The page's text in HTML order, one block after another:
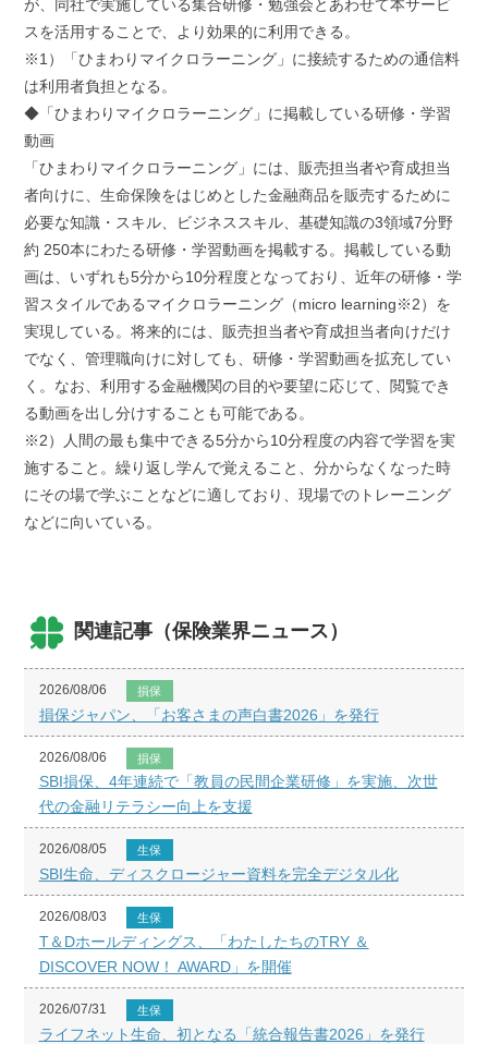
が、同社で実施している集合研修・勉強会とあわせて本サービ
スを活用することで、より効果的に利用できる。
※1）「ひまわりマイクロラーニング」に接続するための通信料
は利用者負担となる。
◆「ひまわりマイクロラーニング」に掲載している研修・学習
動画
「ひまわりマイクロラーニング」には、販売担当者や育成担当
者向けに、生命保険をはじめとした金融商品を販売するために
必要な知識・スキル、ビジネススキル、基礎知識の3領域7分野
約 250本にわたる研修・学習動画を掲載する。掲載している動
画は、いずれも5分から10分程度となっており、近年の研修・学
習スタイルであるマイクロラーニング（micro learning※2）を
実現している。将来的には、販売担当者や育成担当者向けだけ
でなく、管理職向けに対しても、研修・学習動画を拡充してい
く。なお、利用する金融機関の目的や要望に応じて、閲覧でき
る動画を出し分けすることも可能である。
※2）人間の最も集中できる5分から10分程度の内容で学習を実
施すること。繰り返し学んで覚えること、分からなくなった時
にその場で学ぶことなどに適しており、現場でのトレーニング
などに向いている。
関連記事（保険業界ニュース）
2026/08/06 損保
損保ジャパン、「お客さまの声白書2026」を発行
2026/08/06 損保
SBI損保、4年連続で「教員の民間企業研修」を実施、次世
代の金融リテラシー向上を支援
2026/08/05 生保
SBI生命、ディスクロージャー資料を完全デジタル化
2026/08/03 生保
T＆Dホールディングス、「わたしたちのTRY ＆
DISCOVER NOW！ AWARD」を開催
2026/07/31 生保
ライフネット生命、初となる「統合報告書2026」を発行